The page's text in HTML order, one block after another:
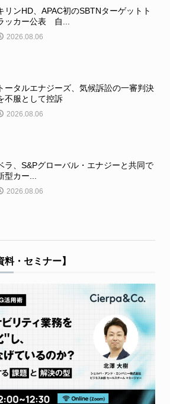
リンHD、APAC初のSBTNターゲットト
ッカー公表 自...
2026.08.06
トータルエナジーズ、気候訴訟の一審判決
不服として控訴
2026.08.06
ラ、S&Pグローバル・エナジーと共同で
型カー...
2026.08.06
料・セミナー】